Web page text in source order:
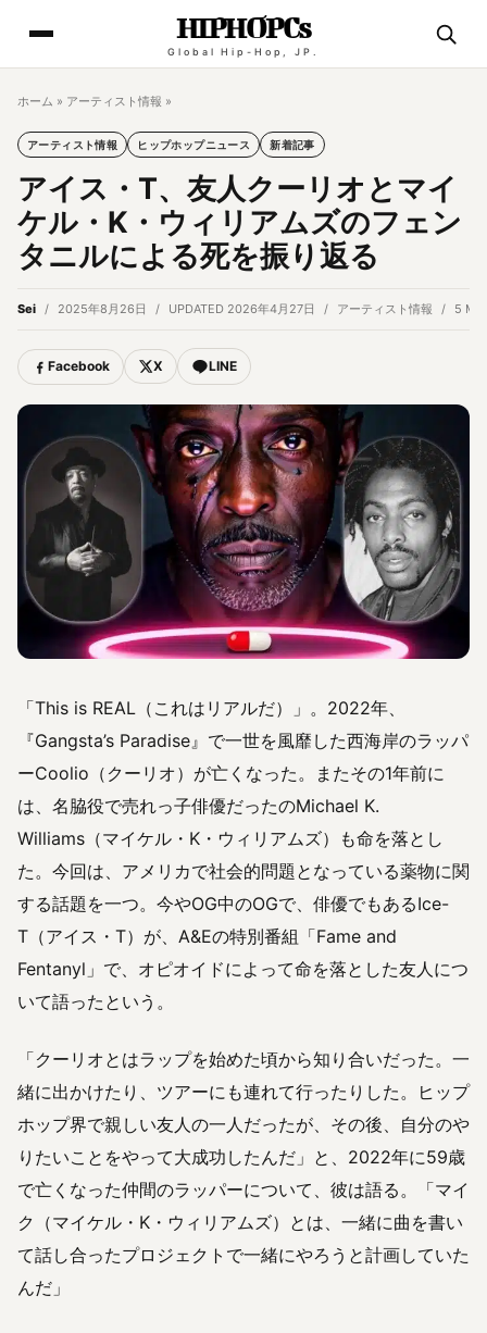
HIPHOPCs
Global Hip-Hop, JP.
ホーム » アーティスト情報 »
アーティスト情報 ヒップホップニュース 新着記事
アイス・T、友人クーリオとマイ
ケル・K・ウィリアムズのフェン
タニルによる死を振り返る
Sei 2025年8月26日 UPDATED 2026年4月27日 アーティスト情報 5
Facebook X LINE
「This is REAL（これはリアルだ）」。2022年、
『Gangsta’s Paradise』で一世を風靡した西海岸のラッパ
ーCoolio（クーリオ）が亡くなった。またその1年前に
は、名脇役で売れっ子俳優だったのMichael K.
Williams（マイケル・K・ウィリアムズ）も命を落とし
た。今回は、アメリカで社会的問題となっている薬物に関
する話題を一つ。今やOG中のOGで、俳優でもあるIce-
T（アイス・T）が、A&Eの特別番組「Fame and
Fentanyl」で、オピオイドによって命を落とした友人につ
いて語ったという。
「クーリオとはラップを始めた頃から知り合いだった。一
緒に出かけたり、ツアーにも連れて行ったりした。ヒップ
ホップ界で親しい友人の一人だったが、その後、自分のや
りたいことをやって大成功したんだ」と、2022年に59歳
で亡くなった仲間のラッパーについて、彼は語る。「マイ
ク（マイケル・K・ウィリアムズ）とは、一緒に曲を書い
て話し合ったプロジェクトで一緒にやろうと計画していた
んだ」